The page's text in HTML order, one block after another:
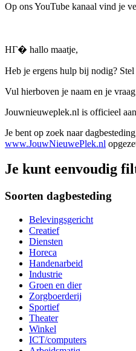
Op ons YouTube kanaal vind je
HГ� hallo maatje,
Heb je ergens hulp bij nodig?
Vul hierboven je naam en je
Jouwnieuweplek.nl is officieel
Je bent op zoek naar
www.JouwNieuwePlek.nl
Je kunt eenvoudig
Soorten dagbesteding
Belevingsgericht
Creatief
Diensten
Horeca
Handenarbeid
Industrie
Groen en dier
Zorgboerderij
Sportief
Theater
Winkel
ICT/computers